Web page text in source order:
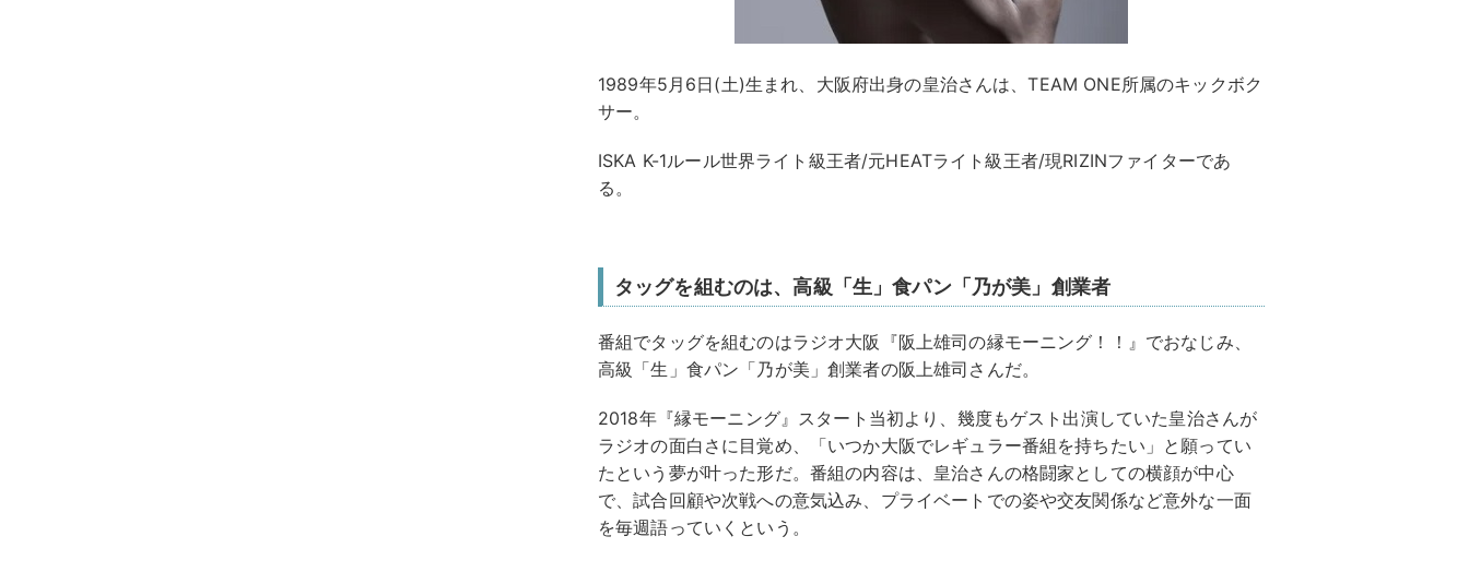
1989年5月6日(土)生まれ、大阪府出身の皇治さんは、TEAM ONE所属のキックボク
サー。
ISKA K-1ルール世界ライト級王者/元HEATライト級王者/現RIZINファイターであ
る。
タッグを組むのは、高級「生」食パン「乃が美」創業者
番組でタッグを組むのはラジオ大阪『阪上雄司の縁モーニング！！』でおなじみ、
高級「生」食パン「乃が美」創業者の阪上雄司さんだ。
2018年『縁モーニング』スタート当初より、幾度もゲスト出演していた皇治さんが
ラジオの面白さに目覚め、「いつか大阪でレギュラー番組を持ちたい」と願ってい
たという夢が叶った形だ。番組の内容は、皇治さんの格闘家としての横顔が中心
で、試合回顧や次戦への意気込み、プライベートでの姿や交友関係など意外な一面
を毎週語っていくという。